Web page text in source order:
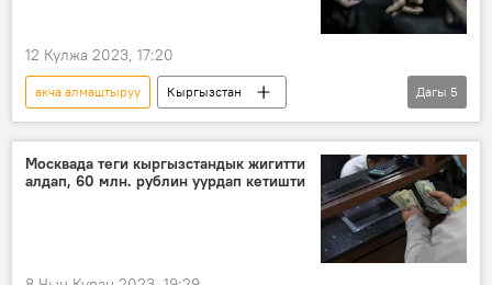
12 Кулжа 2023, 17:20
акча алмаштыруу
Кыргызстан
Жалал-Абад облусу
Сузак району
кылмыш
милиция Сүрөт
Дагы 5
Москвада теги кыргызстандык жигитти
алдап, 60 млн. рублин уурдап кетишти